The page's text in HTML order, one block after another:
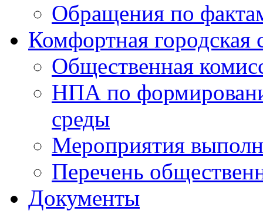
Обращения по
Комфортная городская
Общественная
НПА по
среды
Мероприятия
Перечень
Документы